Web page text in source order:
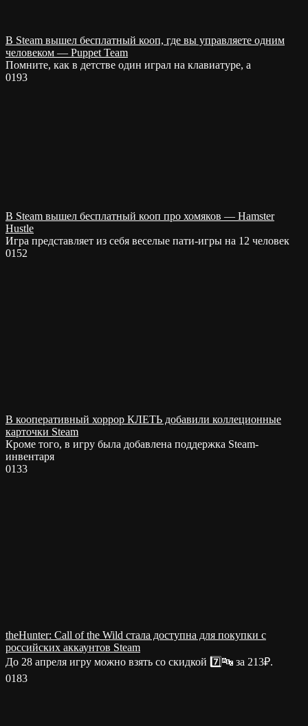
В Steam вышел бесплатный кооп, где вы управляете одним
человеком — Puppet Team
Помните, как в детстве один играл на клавиатуре, а
0193
В Steam вышел бесплатный кооп про хомяков — Hamster
Hustle
Игра представляет из себя веселые пати-игры на 12 человек
0152
В кооперативный хоррор КЛЕТЬ добавили коллеционные
карточки Steam
Кроме того, в игру была добавлена поддержка Steam-
инвентаря
0133
theHunter: Call of the Wild стала доступна для покупки с
российских аккаунтов Steam
До 28 апреля игру можно взять со скидкой 7️⃣🔤 за 213₽.
0183